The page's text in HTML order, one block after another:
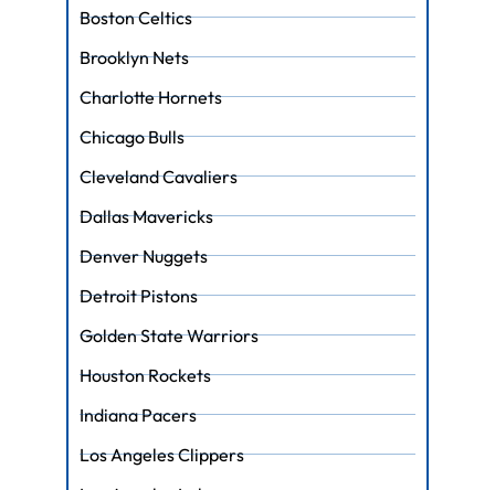
Boston Celtics
Brooklyn Nets
Charlotte Hornets
Chicago Bulls
Cleveland Cavaliers
Dallas Mavericks
Denver Nuggets
Detroit Pistons
Golden State Warriors
Houston Rockets
Indiana Pacers
Los Angeles Clippers